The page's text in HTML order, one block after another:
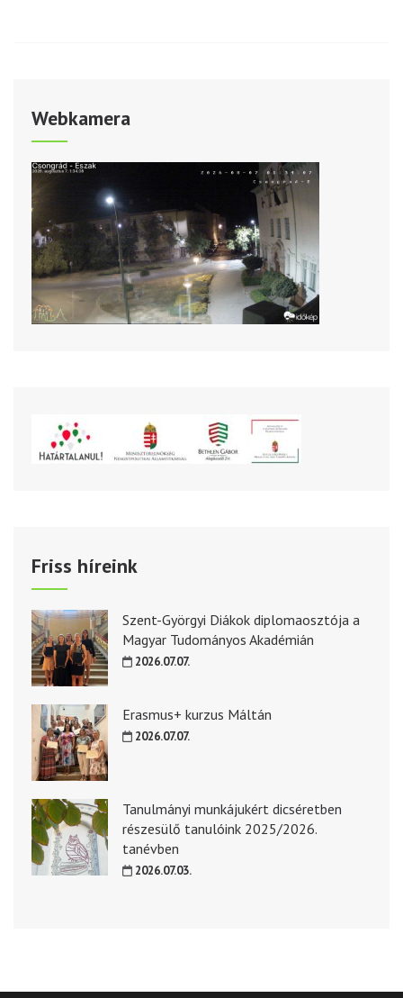
Webkamera
Friss híreink
Szent-Györgyi Diákok diplomaosztója a
Magyar Tudományos Akadémián
2026.07.07.
Erasmus+ kurzus Máltán
2026.07.07.
Tanulmányi munkájukért dicséretben
részesülő tanulóink 2025/2026.
tanévben
2026.07.03.